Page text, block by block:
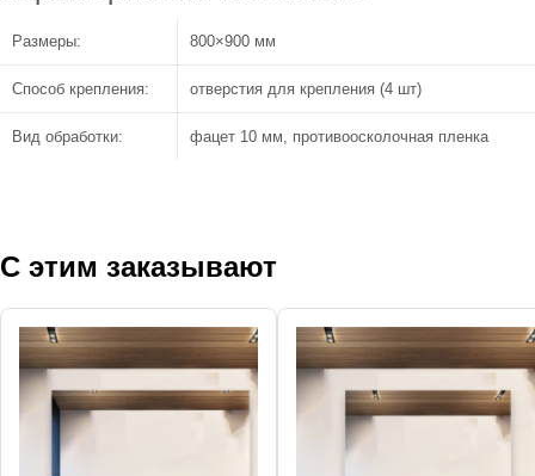
Размеры: 800×900 мм
Способ крепления: отверстия для крепления (4 шт)
Вид обработки: фацет 10 мм, противоосколочная пленка
С этим заказывают